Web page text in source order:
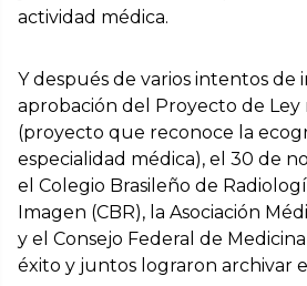
actividad médica.
Y después de varios intentos de
aprobación del Proyecto de Ley
(proyecto que reconoce la
especialidad médica), el 30 de
el Colegio Brasileño de
Imagen (CBR), la Asociación
y el Consejo Federal de
éxito y juntos lograron archivar